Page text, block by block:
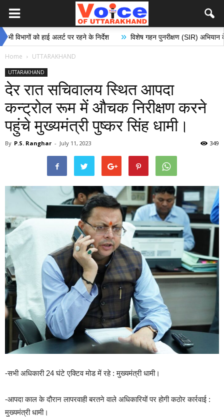
हाई अलर्ट पर रहने के निर्देश » विशेष गहन पुनरीक्षण (SIR) अभियान के अंतर्गत
Home UTTARAKHAND
UTTARAKHAND
देर रात सचिवालय स्थित आपदा
कन्ट्रोल रूम में औचक निरीक्षण करने
पहुंचे मुख्यमंत्री पुष्कर सिंह धामी।
By P.S. Ranghar - July 11, 2023 349
-सभी अधिकारी 24 घंटे एक्टिव मोड में रहे : मुख्यमंत्री धामी।
-आपदा काल के दौरान लापरवाही बरतने वाले अधिकारियों पर होगी कठोर कार्रवाई :
मुख्यमंत्री धामी।